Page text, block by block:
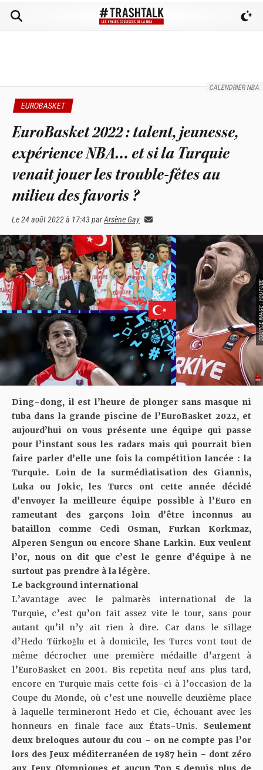
CALENDRIER NBA
EUROBASKET
EuroBasket 2022 : talent, jeunesse,
expérience NBA… et si la Turquie
venait jouer les trouble-fêtes au
milieu des favoris ?
Le24 août 2022 à 17:43parArsène Gay
SOURCE
Ding-dong, il est l’heure de plonger sans masque ni
tuba dans la grande piscine de l’EuroBasket 2022, et
aujourd’hui on vous présente une équipe qui passe
pour l’instant sous les radars mais qui pourrait bien
faire parler d’elle une fois la compétition lancée : la
Turquie. Loin de la surmédiatisation des Giannis,
Luka ou Jokic, les Turcs ont cette année décidé
d’envoyer la meilleure équipe possible à l’Euro en
rameutant des garçons loin d’être inconnus au
bataillon comme Cedi Osman, Furkan Korkmaz,
Alperen Sengun ou encore Shane Larkin. Eux veulent
l’or, nous on dit que c’est le genre d’équipe à ne
surtout pas prendre à la légère.
Le background international
L’avantage avec le palmarès international de la
Turquie, c’est qu’on fait assez vite le tour, sans pour
autant qu’il n’y ait rien à dire. Car dans le sillage
d’Hedo Türkoğlu et à domicile, les Turcs vont tout de
même décrocher une première médaille d’argent à
l’EuroBasket en 2001. Bis repetita neuf ans plus tard,
encore en Turquie mais cette fois-ci à l’occasion de la
Coupe du Monde, où c’est une nouvelle deuxième place
à laquelle termineront Hedo et Cie, échouant avec les
honneurs en finale face aux États-Unis. Seulement
deux breloques autour du cou – on ne compte pas l’or
lors des Jeux méditerranéen de 1987 hein – dont zéro